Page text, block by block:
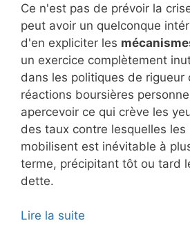
Ce n'est pas de prévoir la
peut avoir un quelconque
d'en expliciter les
un exercice complètement
dans les politiques de rigueur
réactions boursières
apercevoir ce qui crève les
des taux contre lesquelles les
mobilisent est inévitable à
terme, précipitant tôt ou tard
dette.
Lire la suite